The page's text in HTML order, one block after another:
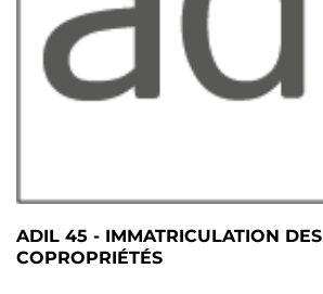
ADIL 45 - IMMATRICULATION DES
COPROPRIÉTÉS